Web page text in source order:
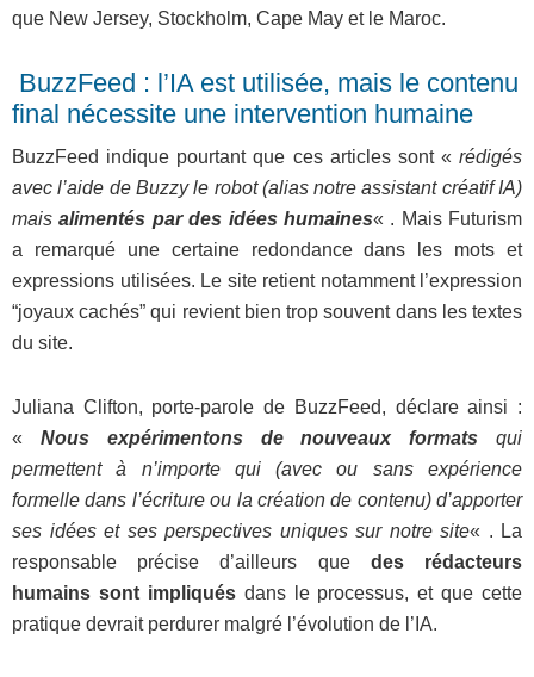
que New Jersey, Stockholm, Cape May et le Maroc.
BuzzFeed : l’IA est utilisée, mais le contenu
final nécessite une intervention humaine
BuzzFeed indique pourtant que ces articles sont « rédigés
avec l’aide de Buzzy le robot (alias notre assistant créatif IA)
maisalimentés par des idées humaines« . Mais Futurism
a remarqué une certaine redondance dans les mots et
expressions utilisées. Le site retient notamment l’expression
“joyaux cachés” qui revient bien trop souvent dans les textes
du site.
Juliana Clifton, porte-parole de BuzzFeed, déclare ainsi :
« Nous expérimentons de nouveaux formatsqui
permettent à n’importe qui (avec ou sans expérience
formelle dans l’écriture ou la création de contenu) d’apporter
ses idées et ses perspectives uniques sur notre site« . La
responsable précise d’ailleurs que des rédacteurs
humains sont impliqués dans le processus, et que cette
pratique devrait perdurer malgré l’évolution de l’IA.